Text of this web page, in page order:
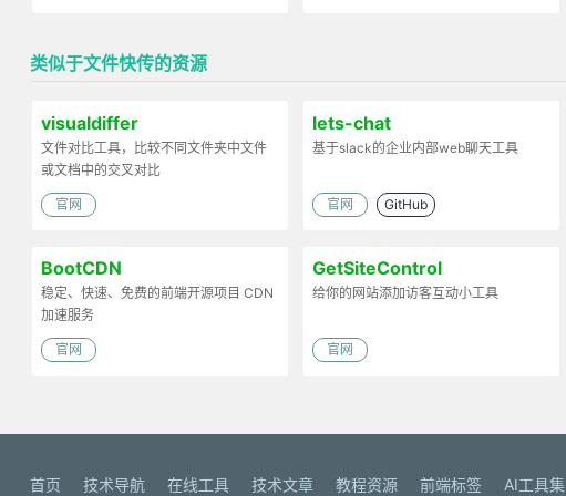
类似于文件快传的资源
visualdiffer
文件对比工具，比较不同文件夹中文件
或文档中的交叉对比
官网
lets-chat
基于slack的企业内部web聊天工具
官网 GitHub
BootCDN
稳定、快速、免费的前端开源项目 CDN
加速服务
官网
GetSiteControl
给你的网站添加访客互动小工具
官网
首页 技术导航 在线工具 技术文章 教程资源 前端标签 AI工具集